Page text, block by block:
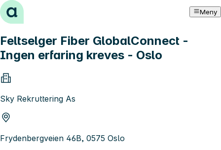
Hopp til innhold Meny
Feltselger Fiber GlobalConnect -
Ingen erfaring kreves - Oslo
Sky Rekruttering As
Frydenbergveien 46B, 0575 Oslo